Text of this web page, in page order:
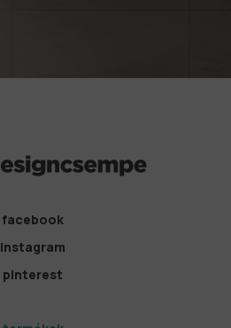
facebook
instagram
pinterest